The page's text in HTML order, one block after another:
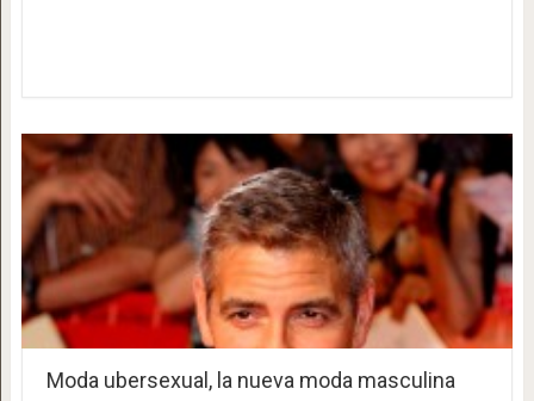
Moda ubersexual, la nueva moda masculina